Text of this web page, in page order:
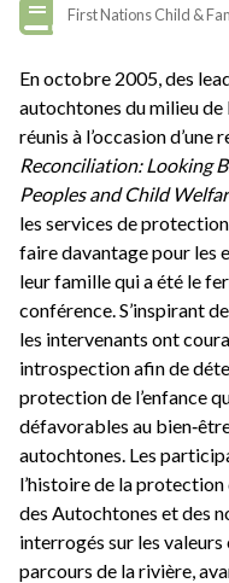
First Nations Child &
En octobre 2005, des
autochtones du milieu de
réunis à l’occasion
Reconciliation: Looking
Peoples and Child
les services de
faire davantage pour les
leur famille qui a été le
conférence. S’inspirant
les intervenants ont
introspection afin de
protection de l’enfance
défavorables au
autochtones. Les
l’histoire de la protection
des Autochtones et des
interrogés sur les
parcours de la rivière,